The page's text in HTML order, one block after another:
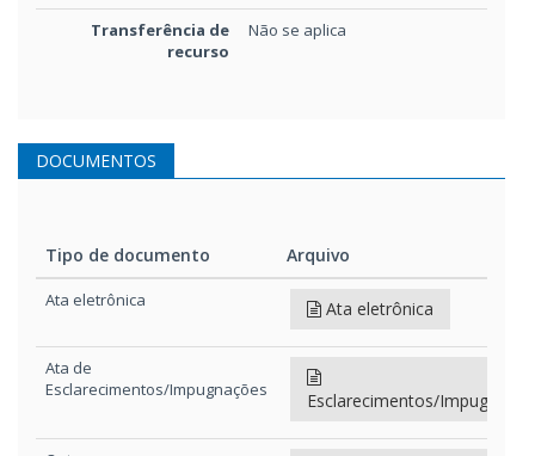
Transferência de
recurso
Não se aplica
DOCUMENTOS
Tipo de documento
Arquivo
Tipo de documento
Ata eletrônica Ata eletrônica
Ata de
Esclarecimentos/Impugnações
Esclarecimentos/